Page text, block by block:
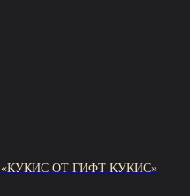
«КУКИС ОТ ГИФТ КУКИС»